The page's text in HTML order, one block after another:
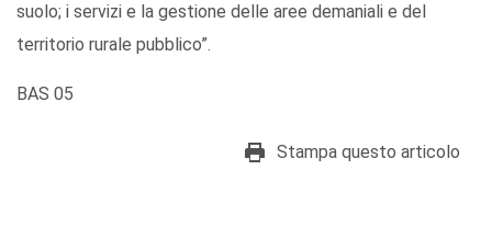
suolo; i servizi e la gestione delle aree demaniali e del
territorio rurale pubblico”.
BAS 05
Stampa questo articolo